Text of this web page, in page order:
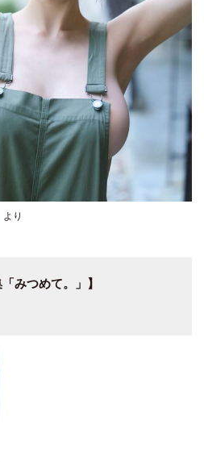
り
みつめて。」】